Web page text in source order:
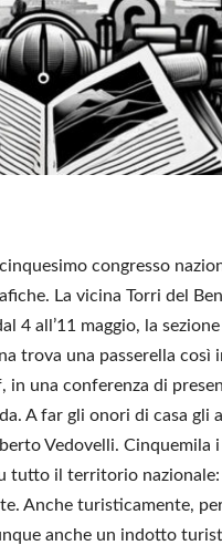
congresso
La vicina Torri del
4 all’11 maggio, la
trova una passerella così
in una conferenza di
A far gli onori di casa gli
Vedovelli. Cinquemila
tutto il territorio
Anche turisticamente,
anche un indotto